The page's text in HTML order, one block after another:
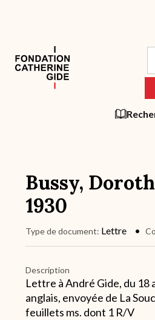
principal
Bussy,
1930
Type de document Lettre
Description
Lettre à André Gide, du 18
anglais, envoyée de La
feuillets ms. dont 1 R/V